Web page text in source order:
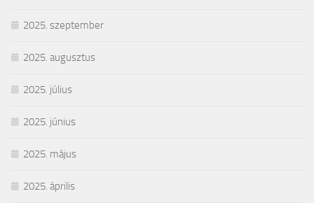
2025. szeptember
2025. augusztus
2025. július
2025. június
2025. május
2025. április